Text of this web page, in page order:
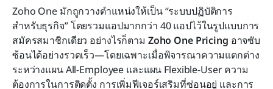
Zoho One มักถูกวางตำแหน่งให้เป็น “ระบบปฏิบัติการ
สำหรับธุรกิจ” โดยรวมแอปมากกว่า 40 แอปไว้ในรูปแบบการ
สมัครสมาชิกเดียว อย่างไรก็ตาม Zoho One Pricing อาจซับ
ซ้อนได้อย่างรวดเร็ว—โดยเฉพาะเมื่อพิจารณาความแตกต่าง
ระหว่างแผน All-Employee และแผน Flexible-User ความ
ต้องการในการติดตั้ง การเพิ่มฟีเจอร์เสริมที่ซ่อนอยู่ และการ
ต้นทุนแฝงที่ผู้ใช้มักมองข้าม
ข้อดีและข้อจำกัดของ Zoho One
พบกับ Lark: ทางเลือกแบบครบวงจรที่คุ้มค่าและผสาน
ด้วยฟีเจอร์ที่ทรงพลัง